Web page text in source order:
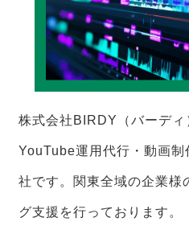
株式会社BIRDY（バーデ
YouTube運用代行・動画
社です。関東全域の企業様
グ支援を行っております。